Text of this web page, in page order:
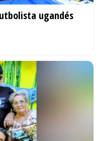
ugandés